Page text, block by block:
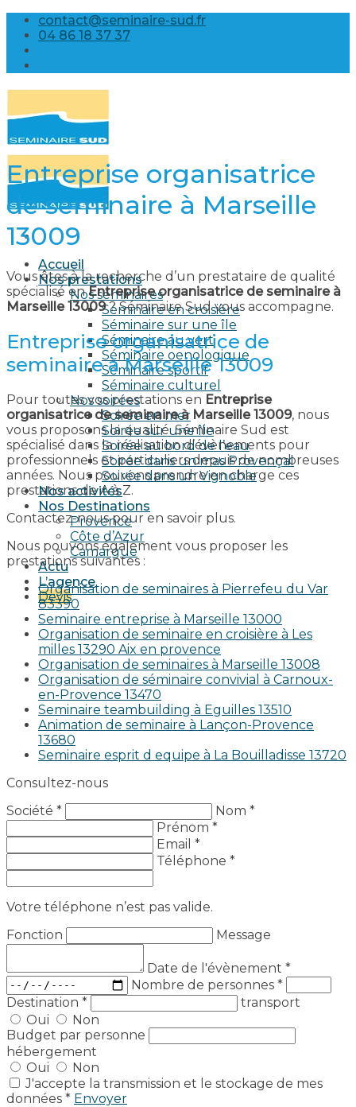
Skip
content
contact@seminaire-sud.fr
04 86 18 37 37
Accueil
Nos prestations
Nos séminaires
Séminaire en croisière
Séminaire sur une île
Séminaire au vert
Séminaire oenologique
Séminaire sportif
Séminaire culturel
Nos soirées
Soirée en mer
Soirée sur une île
Soirée au bord de l’eau
Soirée dans un mas Provençal
Soirée dans un Vignoble
Nos activités
Nos Destinations
Provence
Côte d’Azur
Camargue
Actu
L’agence
Devis
Entreprise organisatrice
de seminaire à Marseille
13009
Vous êtes à la recherche d’un prestataire de qualité
spécialisé enEntreprise organisatrice de seminaire à
Marseille 13009? Séminaire Sud vous accompagne.
Entreprise organisatrice de
seminaire à Marseille 13009
Pour toutes vos prestations en Entreprise
organisatrice de seminaire à Marseille 13009, nous
vous proposons la qualité. Séminaire Sud est
spécialisé dans la réalisation d’évènements pour
professionnels et particuliers depuis de nombreuses
années. Nous pouvons prendre en charge ces
prestations de A à Z.
Contactez-nous pour en savoir plus.
Nous pouvons également vous proposer les
prestations suivantes :
Organisation de seminaires à Pierrefeu du Var
83390
Seminaire entreprise à Marseille 13000
Organisation de seminaire en croisière à Les
milles 13290 Aix en provence​
Organisation de seminaires à Marseille 13008
Organisation de séminaire convivial à Carnoux-
en-Provence 13470
Seminaire teambuilding à Eguilles 13510
Animation de seminaire à Lançon-Provence
13680
Seminaire esprit d equipe à La Bouilladisse 13720
Consultez-nous
Société *
Nom *
Prénom *
Email *
Téléphone *
Votre téléphone n’est pas valide.
Fonction
Message
Date de l'évènement *
Nombre de personnes *
Destination *
transport
Oui
Non
Budget par personne
hébergement
Oui
Non
J'accepte la transmission et le stockage de mes
données * Envoyer